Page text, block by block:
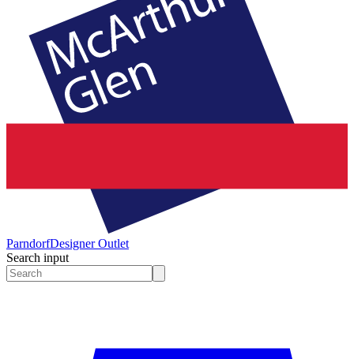
ParndorfDesigner Outlet
Search input